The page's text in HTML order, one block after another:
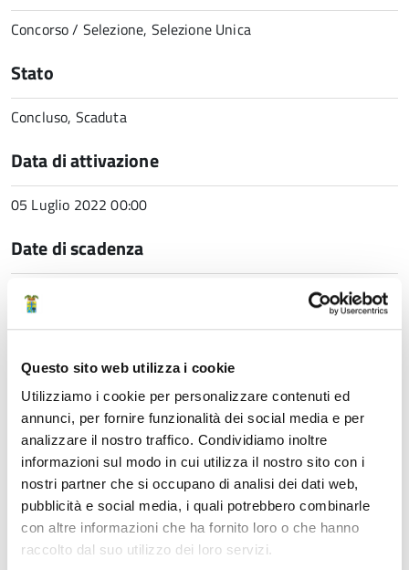
Questo sito web utilizza i cookie
Utilizziamo i cookie per personalizzare contenuti ed
annunci, per fornire funzionalità dei social media e per
analizzare il nostro traffico. Condividiamo inoltre
informazioni sul modo in cui utilizza il nostro sito con i
nostri partner che si occupano di analisi dei dati web,
pubblicità e social media, i quali potrebbero combinarle
con altre informazioni che ha fornito loro o che hanno
raccolto dal suo utilizzo dei loro servizi.
Concorso / Selezione, Selezione Unica
Stato
Concluso, Scaduta
Data di attivazione
05 Luglio 2022 00:00
Date di scadenza
Termine di presentazione delle domande:
04 Agosto 2022 12:00
Spesa sostenuta per la selezione (€)
10,00
Ulteriori informazioni
Procedura telematica
Modulo online